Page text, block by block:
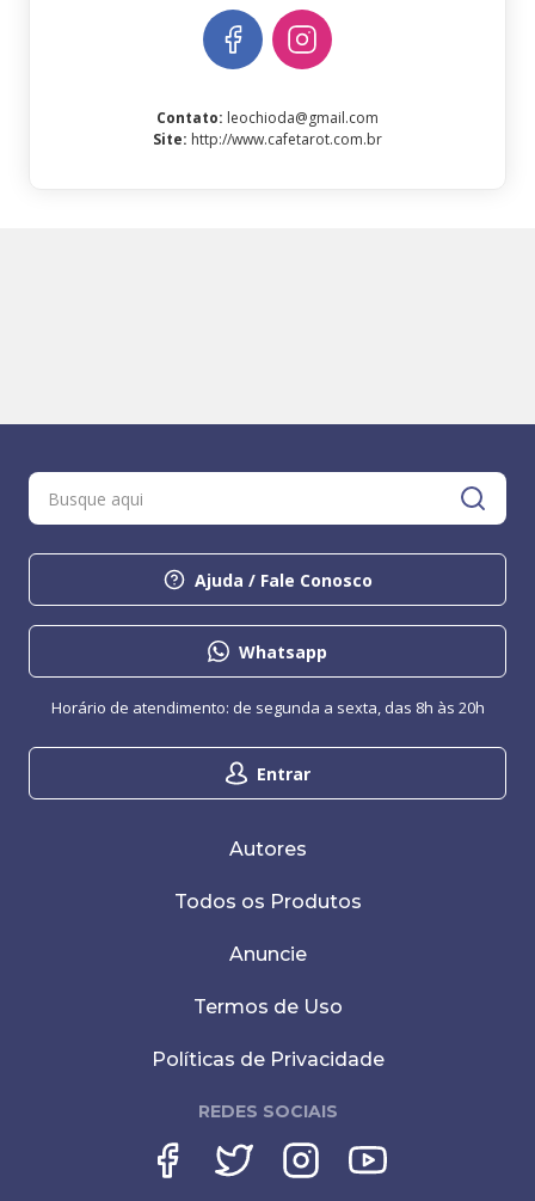
Contato: leochioda@gmail.com
Site: http://www.cafetarot.com.br
Ajuda / Fale Conosco
Whatsapp
Entrar
Horário de atendimento: de segunda a sexta, das 8h às 20h
Autores
Todos os Produtos
Anuncie
Termos de Uso
Políticas de Privacidade
REDES SOCIAIS